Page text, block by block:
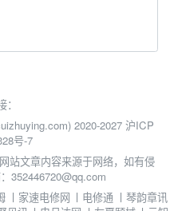
2020-2027 沪ICP
号-7
站文章内容来源于网络，如有侵
352446720@qq.com
丨 家速电修网 丨 电修通 丨琴韵章讯